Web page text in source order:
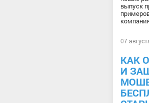
выпуск
07
КАК
И